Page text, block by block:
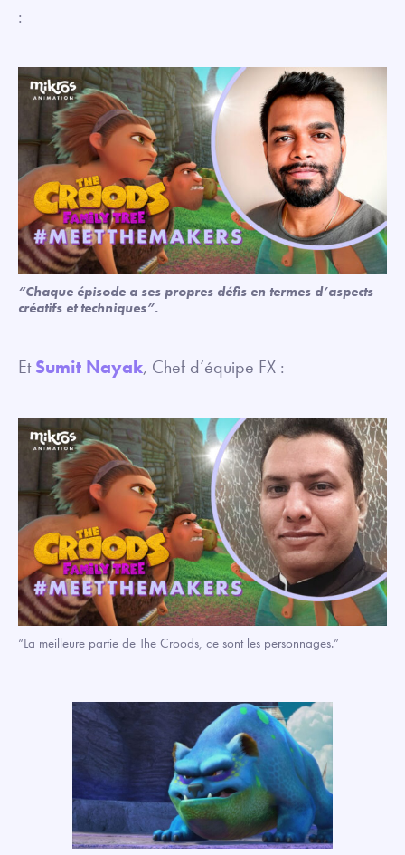
:
“Chaque épisode a ses propres défis en termes d’aspects
créatifs et techniques”.
EtSumit Nayak, Chef d’équipe FX :
“La meilleure partie de The Croods, ce sont les personnages.”